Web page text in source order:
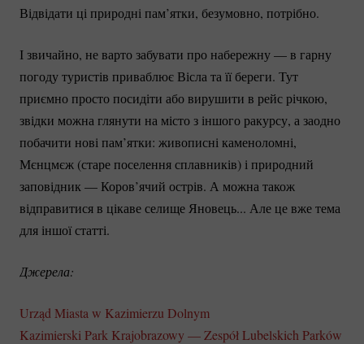
Відвідати ці природні пам’ятки, безумовно, потрібно.
І звичайно, не варто забувати про набережну — в гарну
погоду туристів приваблює Вісла та її береги. Тут
приємно просто посидіти або вирушити в рейс річкою,
звідки можна глянути на місто з іншого ракурсу, а заодно
побачити нові пам’ятки: живописні каменоломні,
Мєнцмєж (старе поселення сплавників) і природний
заповідник — Коров’ячий острів. А можна також
відправитися в цікаве селище Яновець... Але це вже тема
для іншої статті.
Джерела:
Urząd Miasta w Kazimierzu Dolnym
Kazimierski Park Krajobrazowy — Zespół Lubelskich Parków